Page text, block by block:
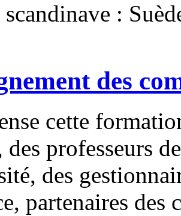
:
des
cette
professeurs
des
partenaires des